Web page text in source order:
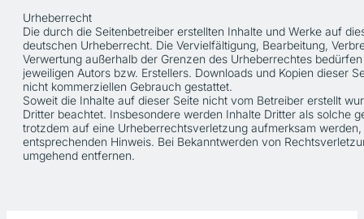
Urheberrecht
Die durch die Seitenbetreiber erstellten Inhalte und Werke auf
deutschen Urheberrecht. Die Vervielfältigung, Bearbeitung,
Verwertung außerhalb der Grenzen des Urheberrechtes
jeweiligen Autors bzw. Erstellers. Downloads und Kopien dieser
nicht kommerziellen Gebrauch gestattet.
Soweit die Inhalte auf dieser Seite nicht vom Betreiber erstellt
Dritter beachtet. Insbesondere werden Inhalte Dritter als solche
trotzdem auf eine Urheberrechtsverletzung aufmerksam
entsprechenden Hinweis. Bei Bekanntwerden von
umgehend entfernen.